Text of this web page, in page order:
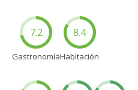
7.2
Gastronomía
8.4
Habitación